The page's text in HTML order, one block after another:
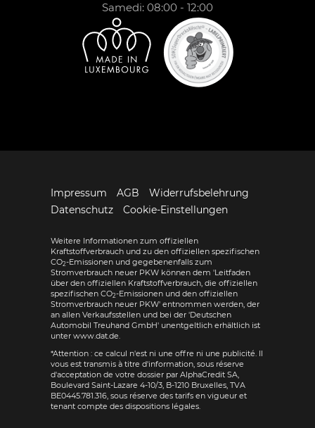
Samedi: 08:00 - 12:00
Impressum AGB
Widerrufsbelehrung
Datenschutz
Cookie-Einstellungen
Weitere Informationen zum offiziellen
Kraftstoffverbrauch und zu den offiziellen spezifischen
CO2-Emissionen und gegebenenfalls zum
Stromverbrauch neuer PKW können dem 'Leitfaden
über den offiziellen Kraftstoffverbrauch, die offiziellen
spezifischen CO2-Emissionen und den offiziellen
Stromverbrauch neuer PKW' entnommen werden, der
an allen Verkaufsstellen und bei der 'Deutschen
Automobil Treuhand GmbH' unentgeltlich erhältlich ist
unter www.dat.de.
*Attention : ce calcul n'est ni une offre ni une publicité. Il
vous est transmis à titre d'information, sous réserve
d'acceptation de votre dossier par AlphaCredit SA,
Boulevard Saint-Lazare 4-10/3, B-1210 Bruxelles, TVA
BE0445.781.316, sous réserve des tarifs en vigueur et
tenant compte des dispositions légales.